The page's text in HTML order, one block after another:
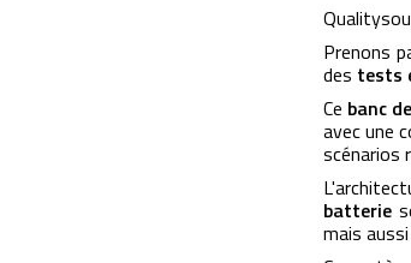
Prenons
des tests
Ce banc
avec une
scénarios
batterie
mais